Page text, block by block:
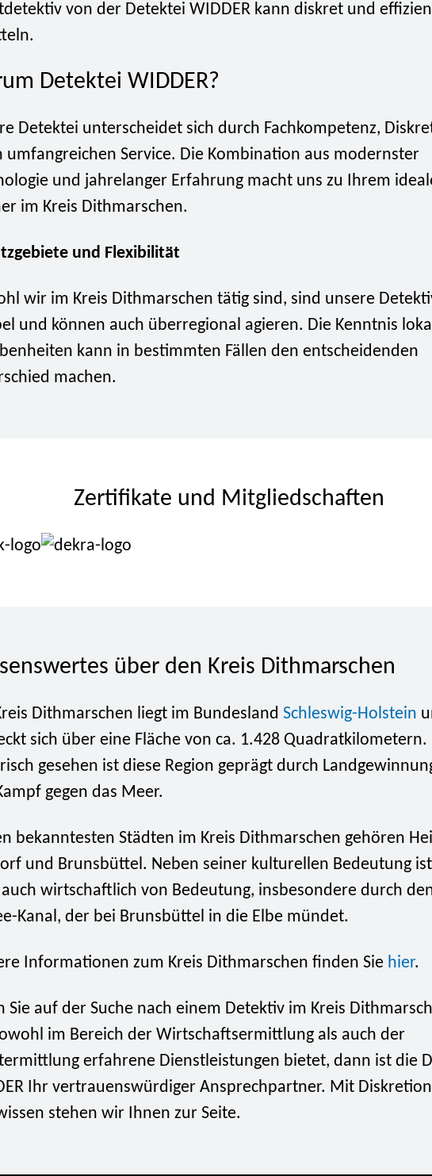
von der Detektei WIDDER kann diskret und
Detektei WIDDER?
Detektei unterscheidet sich durch Fachkompetenz,
umfangreichen Service. Die Kombination aus modernster
und jahrelanger Erfahrung macht uns zu Ihrem
im Kreis Dithmarschen.
und Flexibilität
wir im Kreis Dithmarschen tätig sind, sind unsere
und können auch überregional agieren. Die Kenntnis
kann in bestimmten Fällen den entscheidenden
machen.
Zertifikate und Mitgliedschaften
über den Kreis Dithmarschen
Dithmarschen liegt im Bundesland Schleswig-Holstein
sich über eine Fläche von ca. 1.428 Quadratkilometern.
gesehen ist diese Region geprägt durch
gegen das Meer.
bekanntesten Städten im Kreis Dithmarschen gehören
und Brunsbüttel. Neben seiner kulturellen Bedeutung
auch wirtschaftlich von Bedeutung, insbesondere durch
Kanal, der bei Brunsbüttel in die Elbe mündet.
Informationen zum Kreis Dithmarschen finden Sie hier.
Sie auf der Suche nach einem Detektiv im Kreis
im Bereich der Wirtschaftsermittlung als auch der
erfahrene Dienstleistungen bietet, dann ist die
Ihr vertrauenswürdiger Ansprechpartner. Mit
stehen wir Ihnen zur Seite.